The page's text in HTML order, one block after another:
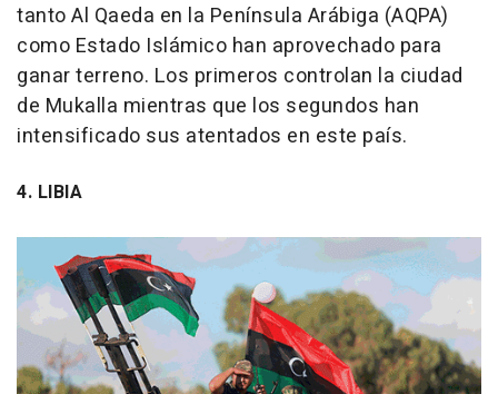
tanto Al Qaeda en la Península Arábiga (AQPA)
como Estado Islámico han aprovechado para
ganar terreno. Los primeros controlan la ciudad
de Mukalla mientras que los segundos han
intensificado sus atentados en este país.
4. LIBIA